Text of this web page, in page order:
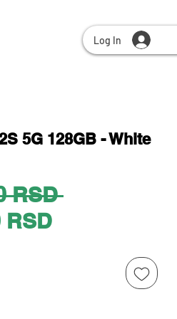
Log In
5G 128GB - White
RSD Regular
RSDSale